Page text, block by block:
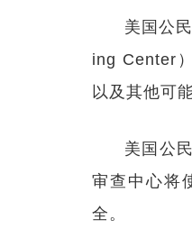
美国公
ing Center
以及其他可
美国公
审查中心将
全。